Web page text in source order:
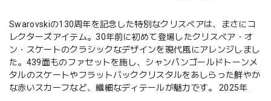
Swarovskiの130周年を記念した特別なクリスベアは、まさにコ
レクターズアイテム。30年前に初めて登場したクリスベア・オ
ン・スケートのクラシックなデザインを現代風にアレンジしまし
た。439面ものファセットを施し、シャンパンゴールドトーンメ
タルのスケートやフラットバッククリスタルをあしらった鮮やか
な赤いスカーフなど、繊細なディテールが魅力です。 2025年